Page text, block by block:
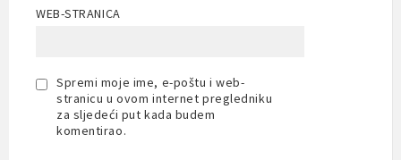
WEB-STRANICA
Spremi moje ime, e-poštu i web-
stranicu u ovom internet pregledniku
za sljedeći put kada budem
komentirao.